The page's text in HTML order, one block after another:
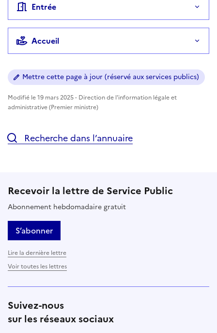
Entrée
Accueil
Mettre cette page à jour (réservé aux services publics)
Modifié le 19 mars 2025 - Direction de l'information légale et
administrative (Premier ministre)
Recherche dans l’annuaire
Recevoir la lettre de Service Public
Abonnement hebdomadaire gratuit
S’abonner
Lire la dernière lettre
Voir toutes les lettres
Suivez-nous
sur les réseaux sociaux